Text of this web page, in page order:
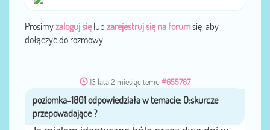
Prosimyzaloguj sięlub zarejestruj się na forumsię, aby
dołączyć do rozmowy.
13 lata 2 miesiąc temu #655787
przezpoziomka-1801